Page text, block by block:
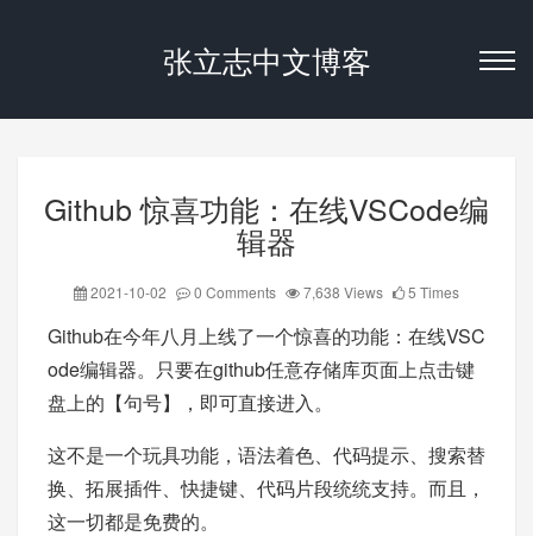
张立志中文博客
Github 惊喜功能：在线VSCode编
辑器
2021-10-02 0 Comments 7,638 Views 5 Times
Github在今年八月上线了一个惊喜的功能：在线VSC
ode编辑器。只要在github任意存储库页面上点击键
盘上的【句号】，即可直接进入。
这不是一个玩具功能，语法着色、代码提示、搜索替
换、拓展插件、快捷键、代码片段统统支持。而且，
这一切都是免费的。